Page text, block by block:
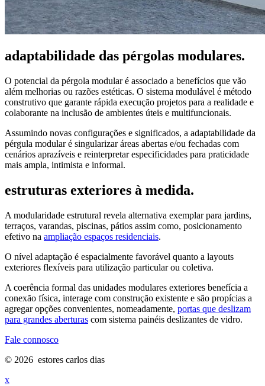
adaptabilidade das pérgolas modulares.
O potencial da pérgola modular é associado a benefícios que vão
além melhorias ou razões estéticas. O sistema modulável é método
construtivo que garante rápida execução projetos para a realidade e
colaborante na inclusão de ambientes úteis e multifuncionais.
Assumindo novas configurações e significados, a adaptabilidade da
pérgula modular é singularizar áreas abertas e/ou fechadas com
cenários aprazíveis e reinterpretar especificidades para praticidade
mais ampla, intimista e informal.
estruturas exteriores à medida.
A modularidade estrutural revela alternativa exemplar para jardins,
terraços, varandas, piscinas, pátios assim como, posicionamento
efetivo na ampliação espaços residenciais.
O nível adaptação é espacialmente favorável quanto a layouts
exteriores flexíveis para utilização particular ou coletiva.
A coerência formal das unidades modulares exteriores benefícia a
conexão física, interage com construção existente e são propícias a
agregar opções convenientes, nomeadamente, portas que deslizam
para grandes aberturas com sistema painéis deslizantes de vidro.
Fale connosco
© 2026 estores carlos dias
x